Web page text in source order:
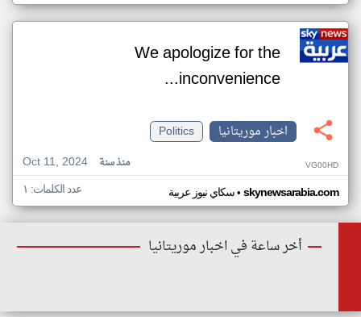
We apologize for the
inconvenience...
اخبار موريتانيا
Politics
Oct 11, 2024
منذ سنة VG00HD
سكاي نيوز عربية• skynewsarabia.com عدد الكلمات: ١
أخر ساعة في اخبار موريتانيا